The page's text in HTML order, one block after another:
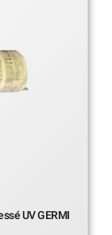
UV GERMI